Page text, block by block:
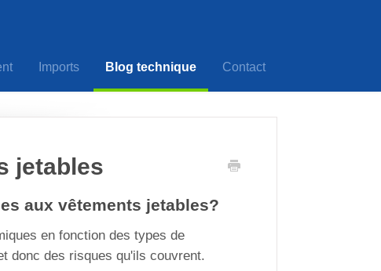
Imports Blog technique Contact
jetables
aux vêtements jetables?
en fonction des types de
donc des risques qu'ils couvrent.